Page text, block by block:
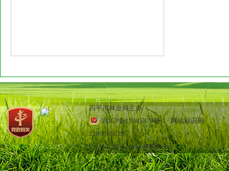
四平市林业局主办
吉ICP备11005874号-1网站标识码
2203000029
E_mail：jlsplyjbgs@163.com